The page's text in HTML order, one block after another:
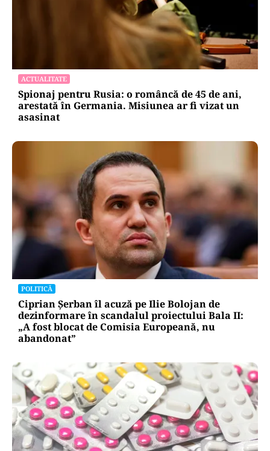
20 de grătare și sute de metri de mese: cum a
intrat Selly în Guinness World Records la
Nibiru
Spionaj pentru Rusia: o româncă de 45 de ani,
arestată în Germania. Misiunea ar fi vizat un
asasinat